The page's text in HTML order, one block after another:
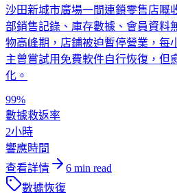
沙田新城市廣場一間連鎖零售店嘅
部銷售記錄、庫存數據、會員資料
物高峰期，店鋪被迫暫停營業，每
主曾嘗試用免費軟件自行恢復，但
化。
99%
數據救返率
2小時
響應時間
查看詳情
6 min read
數據恢復